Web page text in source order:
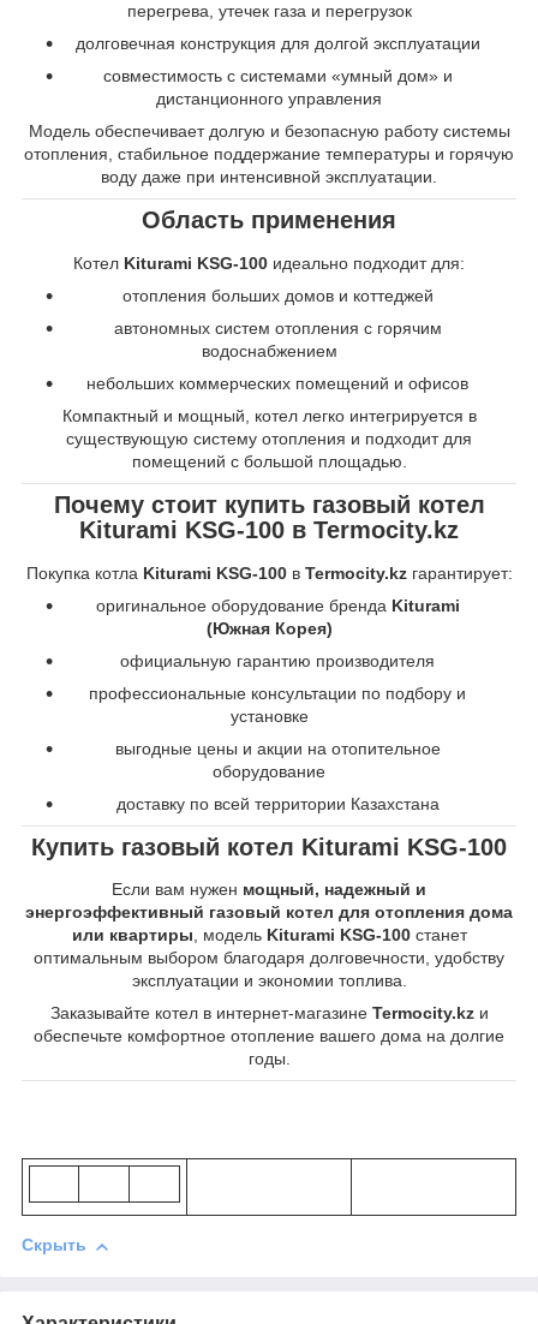
перегрева, утечек газа и перегрузок
долговечная конструкция для долгой эксплуатации
совместимость с системами «умный дом» и
дистанционного управления
Модель обеспечивает долгую и безопасную работу системы
отопления, стабильное поддержание температуры и горячую
воду даже при интенсивной эксплуатации.
Область применения
Котел Kiturami KSG-100 идеально подходит для:
отопления больших домов и коттеджей
автономных систем отопления с горячим
водоснабжением
небольших коммерческих помещений и офисов
Компактный и мощный, котел легко интегрируется в
существующую систему отопления и подходит для
помещений с большой площадью.
Почему стоит купить газовый котел
Kiturami KSG-100 в Termocity.kz
Покупка котла Kiturami KSG-100в Termocity.kzгарантирует:
оригинальное оборудование бренда Kiturami
(Южная Корея)
официальную гарантию производителя
профессиональные консультации по подбору и
установке
выгодные цены и акции на отопительное
оборудование
доставку по всей территории Казахстана
Купить газовый котел Kiturami KSG-100
Если вам нужен мощный, надежный и
энергоэффективный газовый котел для отопления дома
или квартиры, модель Kiturami KSG-100станет
оптимальным выбором благодаря долговечности, удобству
эксплуатации и экономии топлива.
Заказывайте котел в интернет-магазине Termocity.kzи
обеспечьте комфортное отопление вашего дома на долгие
годы.
Скрыть